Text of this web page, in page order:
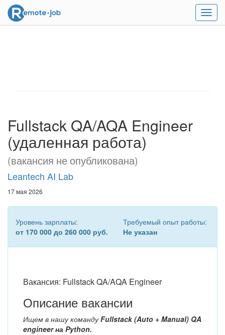
Меню
Fullstack QA/AQA Engineer
(удаленная работа)
(вакансия не опубликована)
Leantech AI Lab
17 мая 2026
Уровень зарплаты:
от 170 000 до 260 000 руб.
Требуемый опыт работы:
Не указан
Вакансия: Fullstack QA/AQA Engineer
Описание вакансии
Ищем в нашу командуFullstack (Auto + Manual) QA
engineer на Python.